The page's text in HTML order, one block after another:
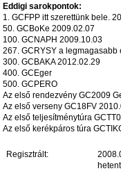
Eddigi sarokpontok:
1. GCFPP itt szerettünk bele.
50. GCBoKe 2009.02.07
100. GCNAPH 2009.10.03
267. GCRYSY a legmagasabb
300. GCBAKA 2012.02.29
400. GCEger
500. GCPERO
Az első rendezvény GC2009
Az első verseny GC18FV
Az első teljesítménytúra
Az első kerékpáros túra
Regisztrált: